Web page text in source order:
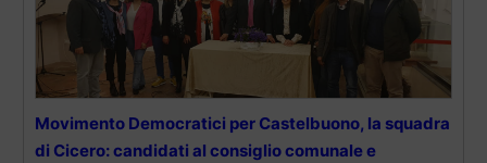
Movimento Democratici per Castelbuono, la squadra
di Cicero: candidati al consiglio comunale e